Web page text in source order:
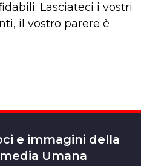
Lasciateci i vostri
il vostro parere è
e immagini della
Umana